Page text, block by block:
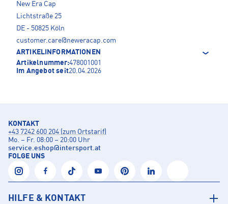
New Era Cap
Lichtstraße 25
DE - 50825 Köln
customer.care@neweracap.com
ARTIKELINFORMATIONEN
Artikelnummer:478001001
Im Angebot seit20.04.2026
KONTAKT
+43 7242 600 204 (zum Ortstarif)
Mo. – Fr. 08:00 – 20:00 Uhr
service.eshop@intersport.at
FOLGE UNS
HILFE & KONTAKT